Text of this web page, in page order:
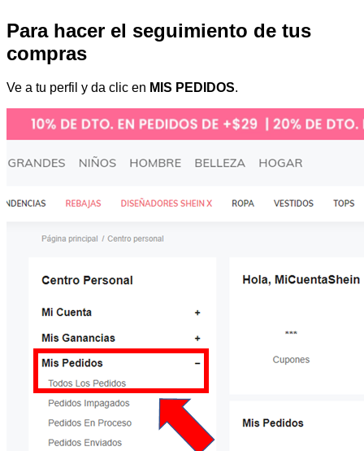
Para hacer el seguimiento de tus
compras
Ve a tu perfil y da clic en MIS PEDIDOS.